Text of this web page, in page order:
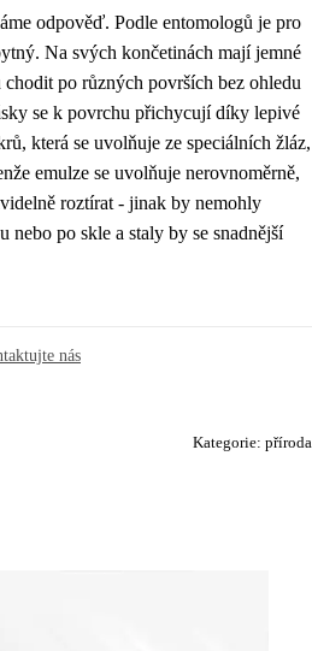
odpověď. Podle entomologů je pro
Na svých končetinách mají jemné
po různých površích bez ohledu
se k povrchu přichycují díky lepivé
která se uvolňuje ze speciálních žláz,
emulze se uvolňuje nerovnoměrně,
roztírat - jinak by nemohly
nebo po skle a staly by se snadnější
nás
Kategorie: příroda